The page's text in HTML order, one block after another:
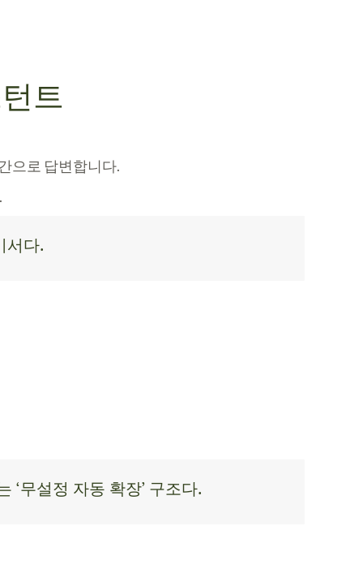
트
으로 답변합니다.
서다.
무설정 자동 확장’ 구조다.